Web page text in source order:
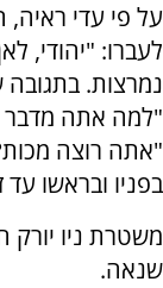
על פי עדי
לעברו: "יהודי,
נמרצות.
"למה אתה מדבר
"אתה רוצה
בפניו ובראשו עד
משטרת ניו יורק
שנאה.